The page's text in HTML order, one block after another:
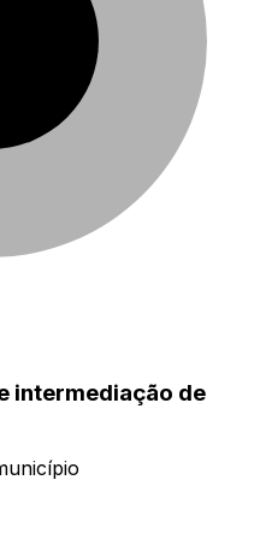
intermediação de